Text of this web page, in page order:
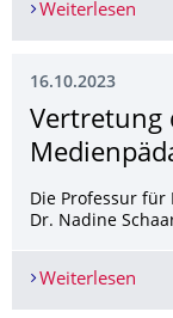
Weiterlesen
16.10.2023
Vertretung
Die Professur
Dr. Nadine
Weiterlesen